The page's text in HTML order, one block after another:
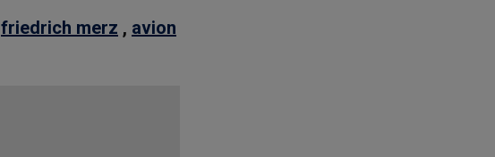
friedrich merz , avion